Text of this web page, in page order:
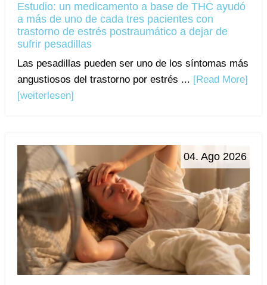
Estudio: un medicamento a base de THC ayudó
a más de uno de cada tres pacientes con
trastorno de estrés postraumático a dejar de
sufrir pesadillas
Las pesadillas pueden ser uno de los síntomas más
angustiosos del trastorno por estrés ... [Read More]
[weiterlesen]
04. Ago 2026